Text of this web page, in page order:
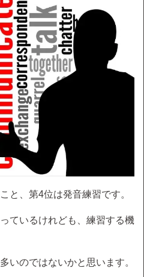
と、第4位は発音練習です。
ているけれども、練習する機
いのではないかと思います。